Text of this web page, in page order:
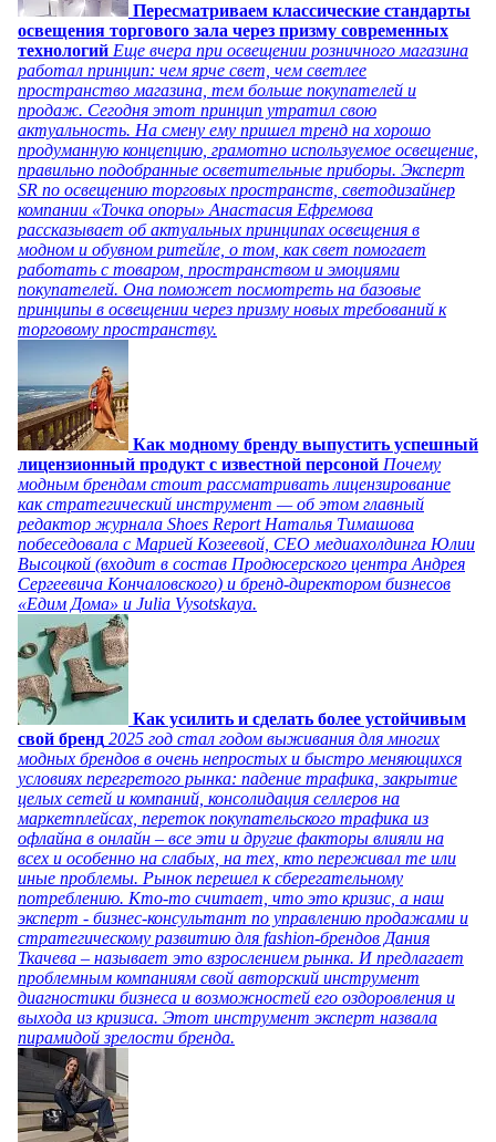
Пересматриваем классические стандарты
освещения торгового зала через призму современных
технологий Еще вчера при освещении розничного магазина
работал принцип: чем ярче свет, чем светлее
пространство магазина, тем больше покупателей и
продаж. Сегодня этот принцип утратил свою
актуальность. На смену ему пришел тренд на хорошо
продуманную концепцию, грамотно используемое освещение,
правильно подобранные осветительные приборы. Эксперт
SR по освещению торговых пространств, светодизайнер
компании «Точка опоры» Анастасия Ефремова
рассказывает об актуальных принципах освещения в
модном и обувном ритейле, о том, как свет помогает
работать с товаром, пространством и эмоциями
покупателей. Она поможет посмотреть на базовые
принципы в освещении через призму новых требований к
торговому пространству.
Как модному бренду выпустить успешный
лицензионный продукт с известной персоной Почему
модным брендам стоит рассматривать лицензирование
как стратегический инструмент — об этом главный
редактор журнала Shoes Report Наталья Тимашова
побеседовала с Марией Козеевой, СЕО медиахолдинга Юлии
Высоцкой (входит в состав Продюсерского центра Андрея
Сергеевича Кончаловского) и бренд-директором бизнесов
«Едим Дома» и Julia Vysotskaya.
Как усилить и сделать более устойчивым
свой бренд 2025 год стал годом выживания для многих
модных брендов в очень непростых и быстро меняющихся
условиях перегретого рынка: падение трафика, закрытие
целых сетей и компаний, консолидация селлеров на
маркетплейсах, переток покупательского трафика из
офлайна в онлайн – все эти и другие факторы влияли на
всех и особенно на слабых, на тех, кто переживал те или
иные проблемы. Рынок перешел к сберегательному
потреблению. Кто-то считает, что это кризис, а наш
эксперт - бизнес-консультант по управлению продажами и
стратегическому развитию для fashion-брендов Дания
Ткачева – называет это взрослением рынка. И предлагает
проблемным компаниям свой авторский инструмент
диагностики бизнеса и возможностей его оздоровления и
выхода из кризиса. Этот инструмент эксперт назвала
пирамидой зрелости бренда.